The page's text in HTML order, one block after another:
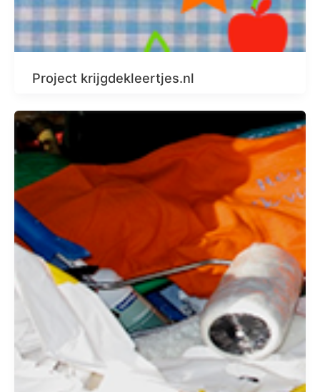
Project krijgdekleertjes.nl